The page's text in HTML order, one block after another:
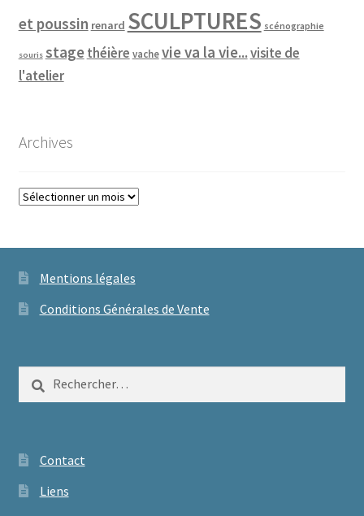
et poussin renard SCULPTURES scénographie
souris stagethéière vache vie va la vie...visite de
l'atelier
Archives
Archives
Mentions légales
Conditions Générales de Vente
Contact
Liens